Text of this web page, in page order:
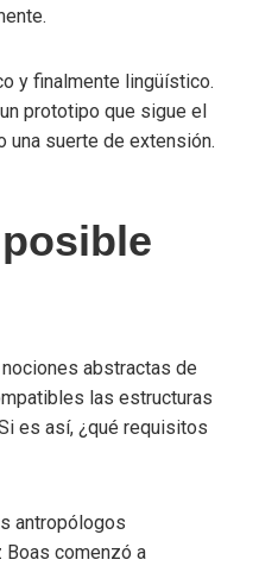
y finalmente lingüístico.
prototipo que sigue el
una suerte de extensión.
abstractas de
las estructuras
es así, ¿qué requisitos
antropólogos
Boas comenzó a